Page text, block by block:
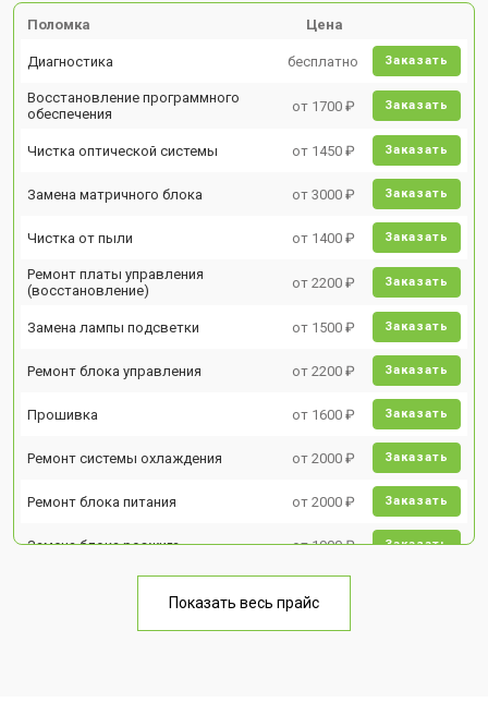
Поломка Цена
Диагностика бесплатно Заказать
Восстановление программного
обеспечения
от 1700 ₽ Заказать
Чистка оптической системы от 1450 ₽ Заказать
Замена матричного блока от 3000 ₽ Заказать
Чистка от пыли от 1400 ₽ Заказать
Ремонт платы управления
(восстановление)
от 2200 ₽ Заказать
Замена лампы подсветки от 1500 ₽ Заказать
Ремонт блока управления от 2200 ₽ Заказать
Прошивка от 1600 ₽ Заказать
Ремонт системы охлаждения от 2000 ₽ Заказать
Ремонт блока питания от 2000 ₽ Заказать
Замена блока розжига от 1900 ₽ Заказать
Показать весь прайс